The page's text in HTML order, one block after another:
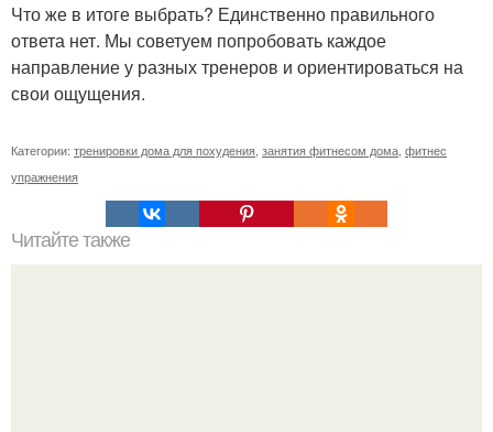
Что же в итоге выбрать? Единственно правильного
ответа нет. Мы советуем попробовать каждое
направление у разных тренеров и ориентироваться на
свои ощущения.
Категории: тренировки дома для похудения занятия фитнесом дома фитнес
упражнения
Читайте также